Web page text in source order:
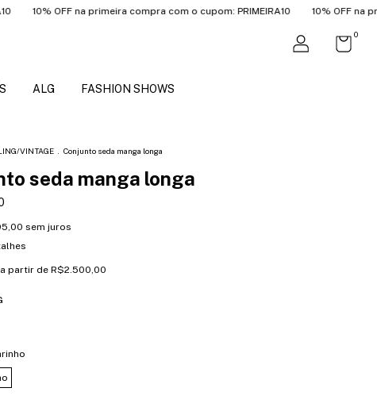
OFF na primeira compra com o cupom: PRIMEIRA10 10% OFF na primeira
0
ALG FASHION SHOWS
VINTAGE Conjunto seda manga longa
seda manga longa
sem juros
a partir de R$2.500,00